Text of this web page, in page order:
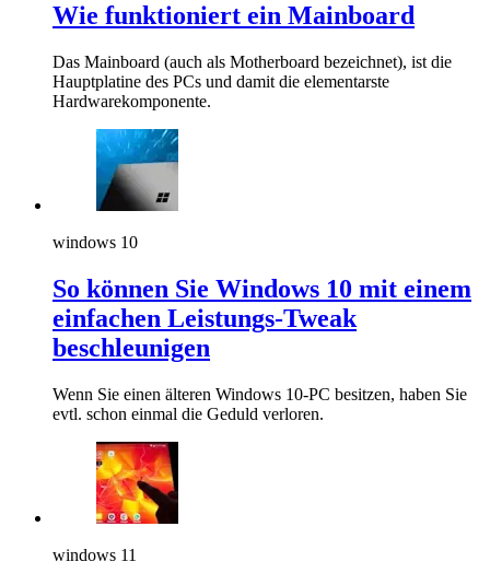
Wie funktioniert ein Mainboard
Das Mainboard (auch als Motherboard bezeichnet), ist die
Hauptplatine des PCs und damit die elementarste
Hardwarekomponente.
windows 10
So können Sie Windows 10 mit einem
einfachen Leistungs-Tweak
beschleunigen
Wenn Sie einen älteren Windows 10-PC besitzen, haben Sie
evtl. schon einmal die Geduld verloren.
windows 11